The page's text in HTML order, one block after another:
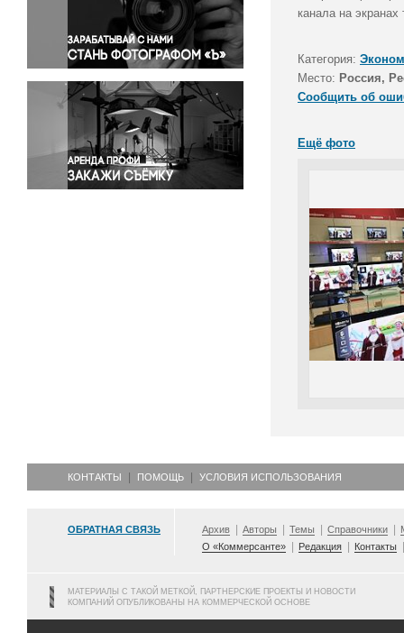
Правосудие
Происшествия и конфликты
Религия
Светская жизнь
Спорт
Экология
Экономика и бизнес
канала на экранах
Категория:
Место: Россия,
Сообщить об
Ещё фото
КОНТАКТЫ ПОМОЩЬ УСЛОВИЯ ИСПОЛЬЗОВАНИЯ
ОБРАТНАЯ СВЯЗЬ Архив Авторы Темы Справочники
О «Коммерсанте»
Редакция Контакты
МАТЕРИАЛЫ С ТАКОЙ МЕТКОЙ, ПАРТНЕРСКИЕ ПРОЕКТЫ И НОВОСТИ
КОМПАНИЙ ОПУБЛИКОВАНЫ НА КОММЕРЧЕСКОЙ ОСНОВЕ